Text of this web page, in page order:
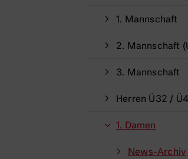
1. Mannschaft
2. Mannschaft
3. Mannschaft
Herren Ü32 /
1. Damen
News-Archiv